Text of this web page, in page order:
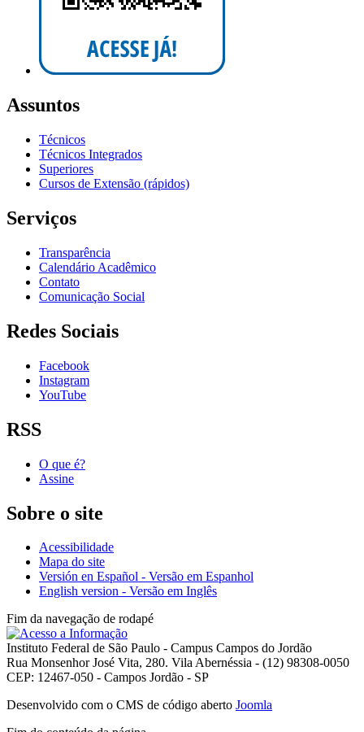
Assuntos
Técnicos
Técnicos Integrados
Superiores
Cursos de Extensão (rápidos)
Serviços
Transparência
Calendário Acadêmico
Contato
Comunicação Social
Redes Sociais
Facebook
Instagram
YouTube
RSS
O que é?
Assine
Sobre o site
Acessibilidade
Mapa do site
Versión en Español - Versão em Espanhol
English version - Versão em Inglês
Fim da navegação de rodapé
Instituto Federal de São Paulo - Campus Campos do Jordão
Rua Monsenhor José Vita, 280. Vila Abernéssia - (12) 98308-0050
CEP: 12467-050 - Campos Jordão - SP
Desenvolvido com o CMS de código aberto Joomla